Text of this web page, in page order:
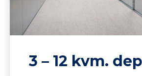
3 – 12 kvm.